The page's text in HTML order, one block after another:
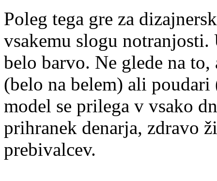
Poleg tega gre za
vsakemu slogu
belo barvo. Ne glede na
(belo na belem) ali
model se prilega v vsako
prihranek denarja, zdravo
prebivalcev.